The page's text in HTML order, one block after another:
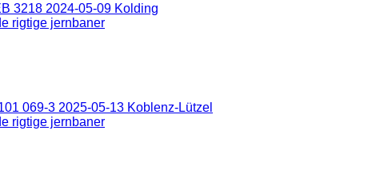
3218 2024-05-09 Kolding
rigtige jernbaner
069-3 2025-05-13 Koblenz-Lützel
rigtige jernbaner